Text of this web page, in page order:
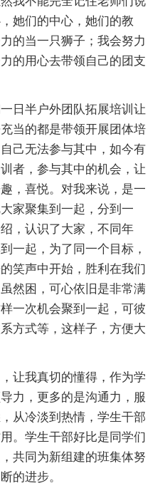
她们的中心，她们的教
的当一只狮子；我会努力
的用心去带领自己的团支
日半户外团队拓展培训让
当的都是带领开展团体培
己无法参与其中，如今有
者，参与其中的机会，让
，喜悦。对我来说，是一
家聚集到一起，分到一
，认识了大家，不同年
一起，为了同一个目标，
笑声中开始，胜利在我们
然困，可心依旧是非常满
一次机会聚到一起，可彼
方式等，这样子，方便大
让我真切的懂得，作为学
力，更多的是沟通力，服
从冷淡到热情，学生干部
。学生干部好比是同学们
共同为新组建的班集体努
的进步。